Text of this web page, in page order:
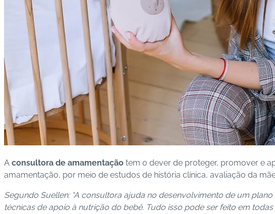
A consultora de amamentação tem o dever de proteger, promover e
amamentação, por meio de estudos de história clínica, avaliação da
Segundo Suellen: “A consultora ajuda no desenvolvimento de um
técnicas de apoio à nutrição do bebê. Tudo isso pode ser feito em